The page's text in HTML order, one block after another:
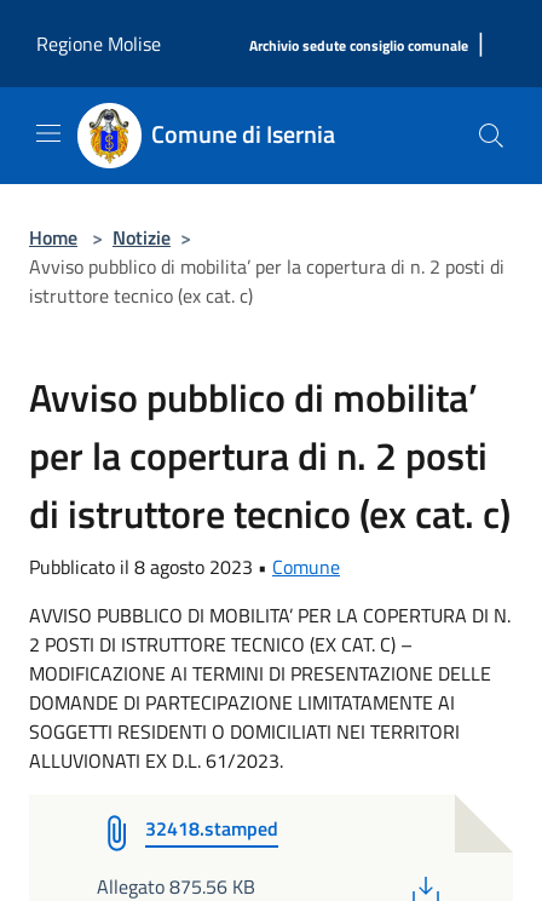
Regione Molise
Archivio sedute consiglio comunale |
Comune di Isernia
Home > Notizie >
Avviso pubblico di mobilita’ per la copertura di n. 2 posti di
istruttore tecnico (ex cat. c)
Avviso pubblico di mobilita’
per la copertura di n. 2 posti
di istruttore tecnico (ex cat. c)
Pubblicato il 8 agosto 2023 • Comune
AVVISO PUBBLICO DI MOBILITA’ PER LA COPERTURA DI N.
2 POSTI DI ISTRUTTORE TECNICO (EX CAT. C) –
MODIFICAZIONE AI TERMINI DI PRESENTAZIONE DELLE
DOMANDE DI PARTECIPAZIONE LIMITATAMENTE AI
SOGGETTI RESIDENTI O DOMICILIATI NEI TERRITORI
ALLUVIONATI EX D.L. 61/2023.
32418.stamped
Allegato 875.56 KB